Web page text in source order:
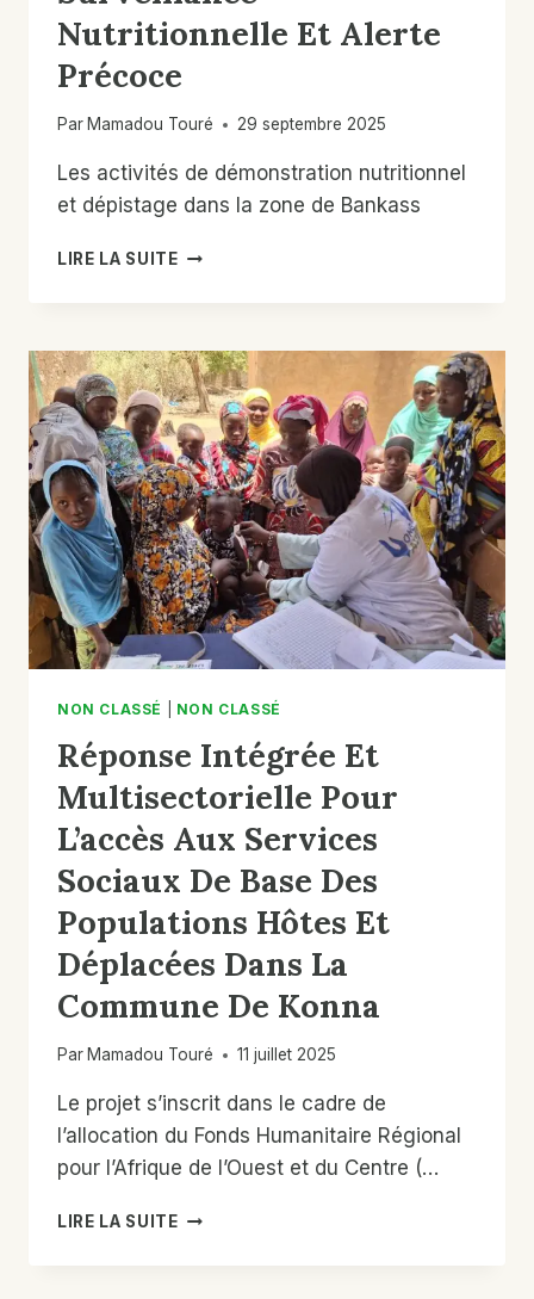
Nutritionnelle Et Alerte
Précoce
Par Mamadou Touré 29 septembre 2025
Les activités de démonstration nutritionnel
et dépistage dans la zone de Bankass
LIRE LA SUITESURVEILLANCE
PRÉCOCE
NON CLASSÉ NON CLASSÉ
Réponse Intégrée Et
Multisectorielle Pour
L’accès Aux Services
Sociaux De Base Des
Populations Hôtes Et
Déplacées Dans La
Commune De Konna
Par Mamadou Touré 11 juillet 2025
Le projet s’inscrit dans le cadre de
l’allocation du Fonds Humanitaire Régional
pour l’Afrique de l’Ouest et du Centre (…
LIRE LA SUITERÉPONSE